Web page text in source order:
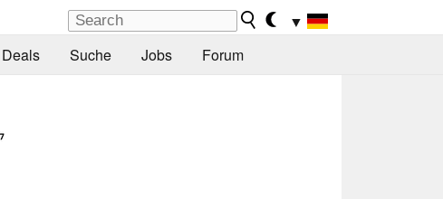
▼
Deals Suche Jobs Forum